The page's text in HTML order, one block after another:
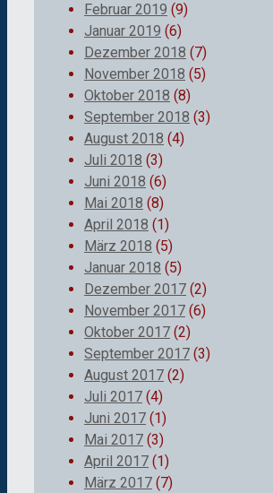
Februar 2019 (9)
Januar 2019 (6)
Dezember 2018 (7)
November 2018 (5)
Oktober 2018 (8)
September 2018 (3)
August 2018 (4)
Juli 2018 (3)
Juni 2018 (6)
Mai 2018 (8)
April 2018 (1)
März 2018 (5)
Januar 2018 (5)
Dezember 2017 (2)
November 2017 (6)
Oktober 2017 (2)
September 2017 (3)
August 2017 (2)
Juli 2017 (4)
Juni 2017 (1)
Mai 2017 (3)
April 2017 (1)
März 2017 (7)